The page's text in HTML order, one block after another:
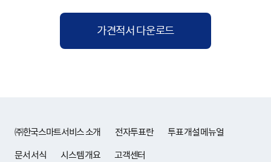
가견적서 다운로드
㈜한국스마트서비스 소개 전자투표란
투표 개설 메뉴얼
문서 서식
시스템 개요 고객센터